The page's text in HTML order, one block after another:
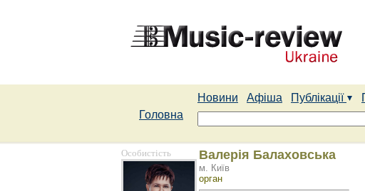
Новини Афіша Публікації
Головна
Особистість Валерія Балаховська
м. Київ
орган